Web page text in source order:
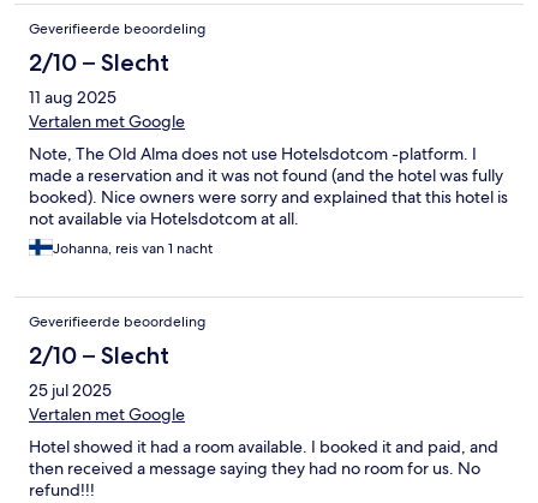
road, but the area area Chilham and Godmersham is beautiful
and historic.
Geverifieerde beoordeling
2/10 – Slecht
11 aug 2025
Vertalen met Google
Note, The Old Alma does not use Hotelsdotcom -platform. I
made a reservation and it was not found (and the hotel was fully
booked). Nice owners were sorry and explained that this hotel is
not available via Hotelsdotcom at all.
Johanna, reis van 1 nacht
Geverifieerde beoordeling
2/10 – Slecht
25 jul 2025
Vertalen met Google
Hotel showed it had a room available. I booked it and paid, and
then received a message saying they had no room for us. No
refund!!!